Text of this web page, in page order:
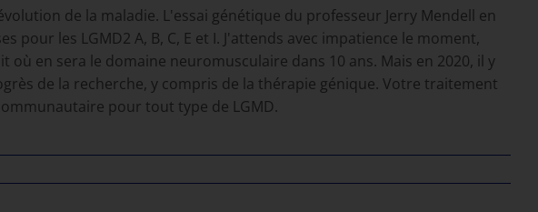
de la maladie. L'essai génétique du professeur Jerry Mendell en
les LGMD2 A, B, C, E et I. J'attends avec impatience le moment,
en sera le domaine neuromusculaire dans 10 ans. Mais en 2020, il y
de la recherche, y compris de la thérapie génique. Votre traitement
pour tout type de LGMD.